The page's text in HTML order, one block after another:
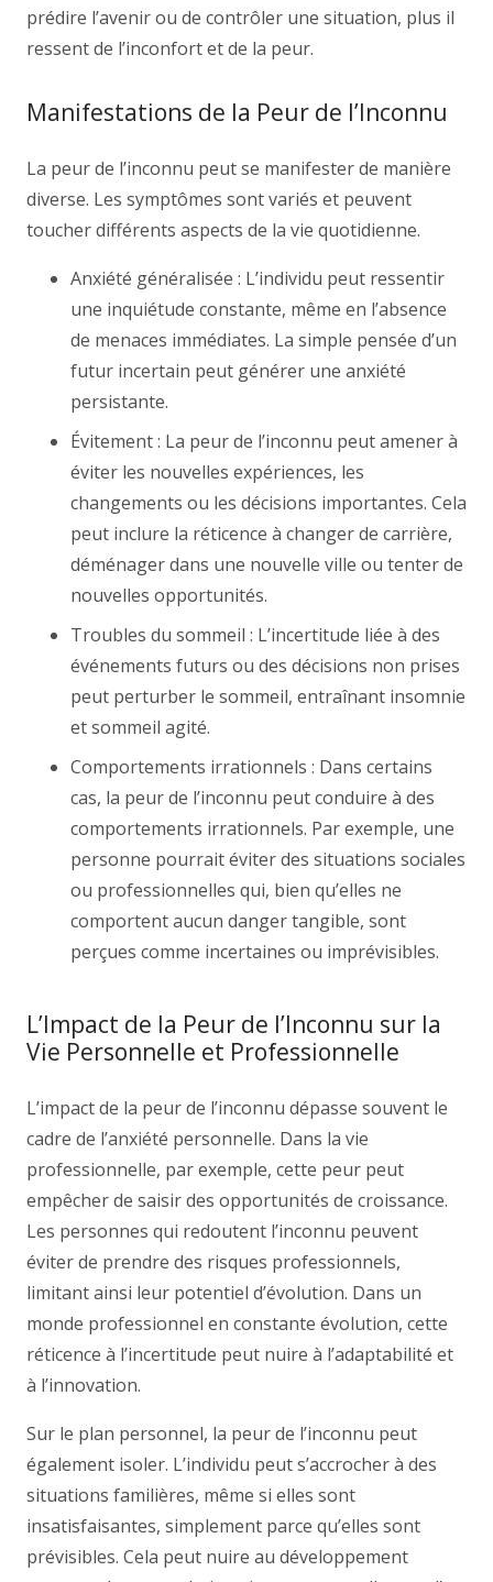
prédire l’avenir ou de contrôler une situation, plus il
ressent de l’inconfort et de la peur.
Manifestations de la Peur de l’Inconnu
La peur de l’inconnu peut se manifester de manière
diverse. Les symptômes sont variés et peuvent
toucher différents aspects de la vie quotidienne.
Anxiété généralisée : L’individu peut ressentir
une inquiétude constante, même en l’absence
de menaces immédiates. La simple pensée d’un
futur incertain peut générer une anxiété
persistante.
Évitement : La peur de l’inconnu peut amener à
éviter les nouvelles expériences, les
changements ou les décisions importantes. Cela
peut inclure la réticence à changer de carrière,
déménager dans une nouvelle ville ou tenter de
nouvelles opportunités.
Troubles du sommeil : L’incertitude liée à des
événements futurs ou des décisions non prises
peut perturber le sommeil, entraînant insomnie
et sommeil agité.
Comportements irrationnels : Dans certains
cas, la peur de l’inconnu peut conduire à des
comportements irrationnels. Par exemple, une
personne pourrait éviter des situations sociales
ou professionnelles qui, bien qu’elles ne
comportent aucun danger tangible, sont
perçues comme incertaines ou imprévisibles.
L’Impact de la Peur de l’Inconnu sur la
Vie Personnelle et Professionnelle
L’impact de la peur de l’inconnu dépasse souvent le
cadre de l’anxiété personnelle. Dans la vie
professionnelle, par exemple, cette peur peut
empêcher de saisir des opportunités de croissance.
Les personnes qui redoutent l’inconnu peuvent
éviter de prendre des risques professionnels,
limitant ainsi leur potentiel d’évolution. Dans un
monde professionnel en constante évolution, cette
réticence à l’incertitude peut nuire à l’adaptabilité et
à l’innovation.
Sur le plan personnel, la peur de l’inconnu peut
également isoler. L’individu peut s’accrocher à des
situations familières, même si elles sont
insatisfaisantes, simplement parce qu’elles sont
prévisibles. Cela peut nuire au développement